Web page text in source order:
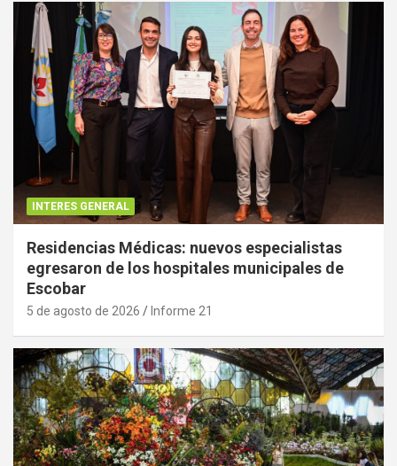
INTERES GENERAL
Residencias Médicas: nuevos especialistas
egresaron de los hospitales municipales de
Escobar
5 de agosto de 2026 Informe 21